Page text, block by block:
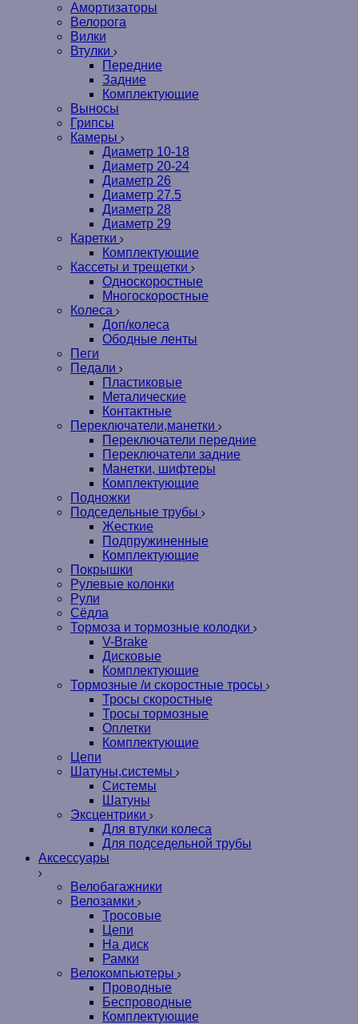
Амортизаторы
Велорога
Вилки
Втулки
Передние
Задние
Комплектующие
Выносы
Грипсы
Камеры
Диаметр 10-18
Диаметр 20-24
Диаметр 26
Диаметр 27.5
Диаметр 28
Диаметр 29
Каретки
Комплектующие
Кассеты и трещетки
Односкоростные
Многоскоростные
Колеса
Доп/колеса
Ободные ленты
Пеги
Педали
Пластиковые
Металические
Контактные
Переключатели,манетки
Переключатели передние
Переключатели задние
Манетки, шифтеры
Комплектующие
Подножки
Подседельные трубы
Жесткие
Подпружиненные
Комплектующие
Покрышки
Рулевые колонки
Рули
Сёдла
Тормоза и тормозные колодки
V-Brake
Дисковые
Комплектующие
Тормозные /и скоростные тросы
Тросы скоростные
Тросы тормозные
Оплетки
Комплектующие
Цепи
Шатуны,системы
Системы
Шатуны
Эксцентрики
Для втулки колеса
Для подседельной трубы
Аксессуары
Велобагажники
Велозамки
Тросовые
Цепи
На диск
Рамки
Велокомпьютеры
Проводные
Беспроводные
Комплектующие